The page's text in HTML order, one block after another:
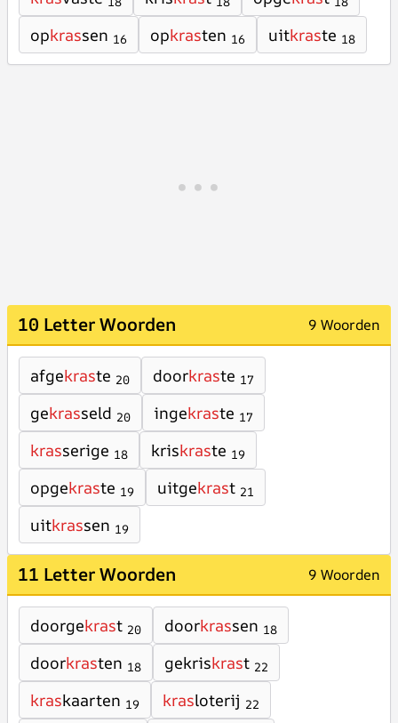
opkrassen 16 opkrasten 16 uitkraste 18
10 Letter Woorden 9 Woorden
afgekraste 20 doorkraste 17
gekrasseld 20 ingekraste 17
krasserige 18 kriskraste 19
opgekraste 19 uitgekrast 21
uitkrassen 19
11 Letter Woorden 9 Woorden
doorgekrast 20 doorkrassen 18
doorkrasten 18 gekriskrast 22
kraskaarten 19 krasloterij 22